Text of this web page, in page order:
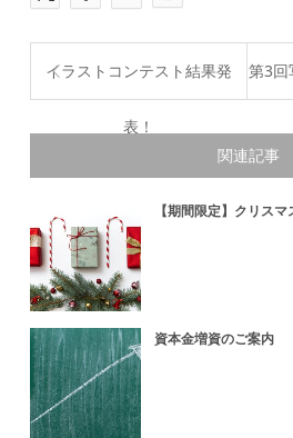
イラストコンテスト結果発
表！
第3回
関連記事
【期間限定】クリス
資本金増資のご案内